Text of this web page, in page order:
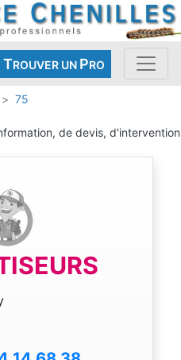
TROUVER UN PRO
75
de devis, d'intervention